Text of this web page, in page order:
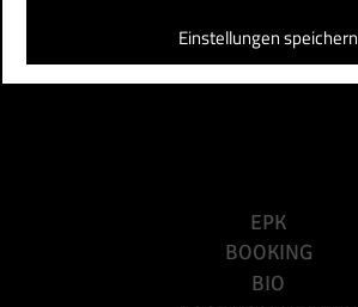
Einstellungen speichern
EPK
BOOKING
BIO